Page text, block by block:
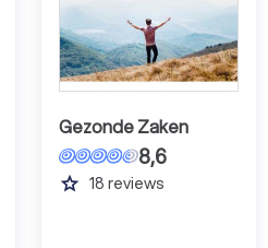
Gezonde Zaken
8,6
grade 18 reviews